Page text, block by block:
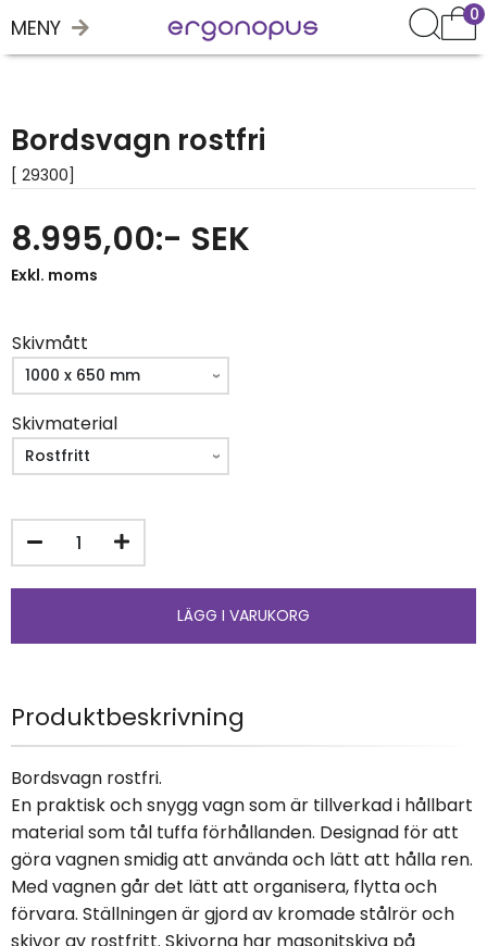
MENY 0
Bordsvagn rostfri
[ 29300]
8.995,00:- SEK
Exkl. moms
Skivmått
Skivmaterial
Produktbeskrivning
Bordsvagn rostfri.
En praktisk och snygg vagn som är tillverkad i hållbart
material som tål tuffa förhållanden. Designad för att
göra vagnen smidig att använda och lätt att hålla ren.
Med vagnen går det lätt att organisera, flytta och
förvara. Ställningen är gjord av kromade stålrör och